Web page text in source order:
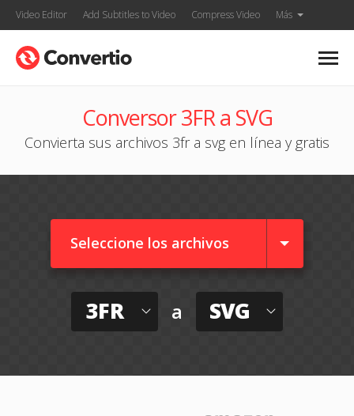
Video Editor Add Subtitles to Video Compress Video Más
Conversor 3FR a SVG
Convierta sus archivos 3fr a svg en línea y gratis
Seleccione los archivos
3FR a SVG